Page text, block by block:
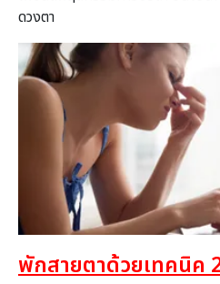
ดวงตา
พักสายตาด้วยเทคนิค